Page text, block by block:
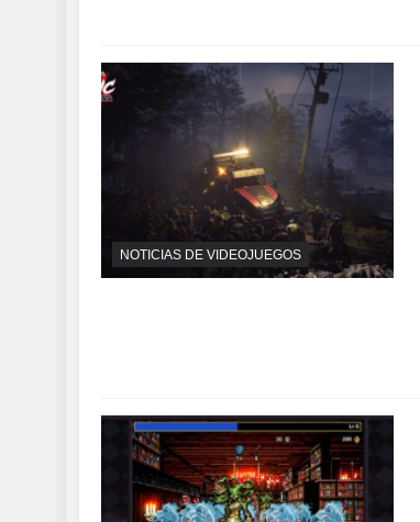
NOTICIAS DE VIDEOJUEGOS